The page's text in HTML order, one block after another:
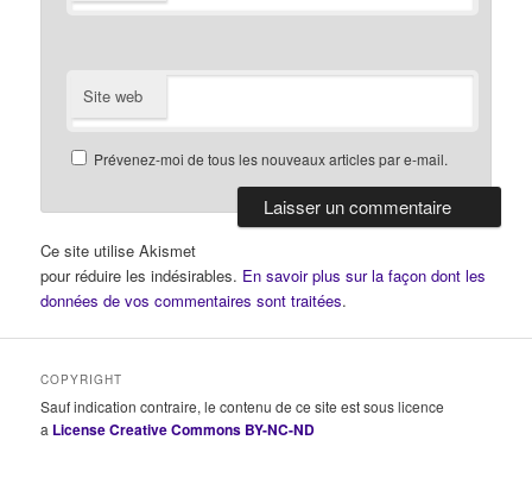
Site web
Prévenez-moi de tous les nouveaux articles par e-mail.
Ce site utilise Akismet
pour réduire les indésirables. En savoir plus sur la façon dont les
données de vos commentaires sont traitées.
COPYRIGHT
Sauf indication contraire, le contenu de ce site est sous licence
a License Creative Commons BY-NC-ND